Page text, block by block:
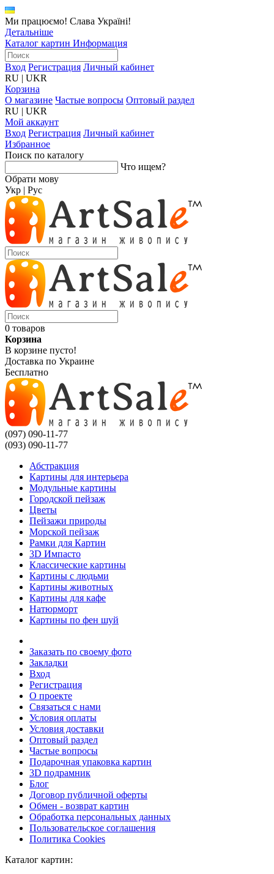
Ми працюємо! Слава Україні!
Детальніше
Каталог картин Информация
Вход Регистрация Личный кабинет
RU | UKR
Корзина
О магазине Частые вопросы Оптовый раздел
RU | UKR
Мой аккаунт
Вход Регистрация Личный кабинет
Избранное
Поиск по каталогу
Что ищем?
Обрати мову
Укр | Рус
0 товаров
Корзина
В корзине пусто!
Доставка по Украине
Бесплатно
(097) 090-11-77
(093) 090-11-77
Абстракция
Картины для интерьера
Модульные картины
Городской пейзаж
Цветы
Пейзажи природы
Морской пейзаж
Рамки для Картин
3D Импасто
Классические картины
Картины с людьми
Картины животных
Картины для кафе
Натюрморт
Картины по фен шуй
Заказать по своему фото
Закладки
Вход
Регистрация
О проекте
Связаться с нами
Условия оплаты
Условия доставки
Оптовый раздел
Частые вопросы
Подарочная упаковка картин
3D подрамник
Блог
Договор публичной оферты
Обмен - возврат картин
Обработка персональных данных
Пользовательское соглашения
Политика Cookies
Каталог картин: